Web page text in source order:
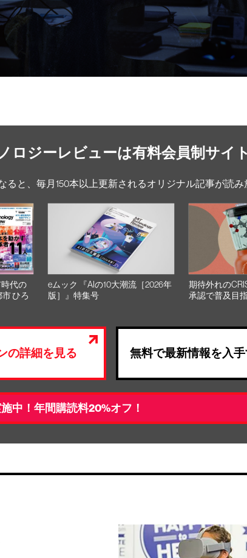
ロジーレビューは有料会員制サイ
ると、毎月150本以上更新されるオリジナル記事が読み
代の
ひろ
eムック 『AIの10大潮流［2026年
版］』特集号
期待外れの
承認で普及目
の詳細を見る 無料で最新情報を入
施中！年間購読料20%オフ！